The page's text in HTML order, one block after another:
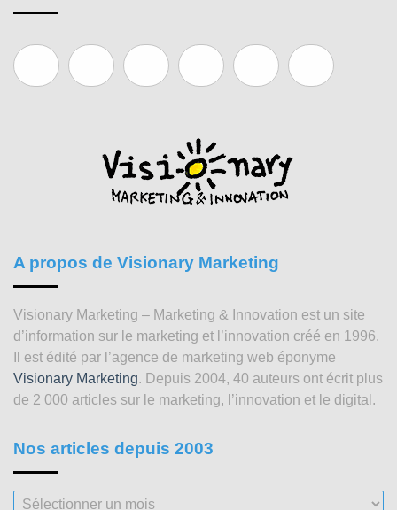
A propos de Visionary Marketing
Visionary Marketing – Marketing & Innovation est un site
d’information sur le marketing et l’innovation créé en 1996.
Il est édité par l’agence de marketing web éponyme
Visionary Marketing. Depuis 2004, 40 auteurs ont écrit plus
de 2 000 articles sur le marketing, l’innovation et le digital.
Nos articles depuis 2003
Nos